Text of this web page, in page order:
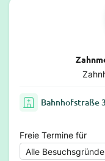
Bahnhofstraße
Freie Termine für